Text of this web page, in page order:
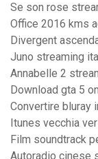
Se son rose
Office 2016 kms
Divergent
Juno streaming
Annabelle 2
Download gta 5
Convertire bluray
Itunes vecchia
Film soundtrack
Autoradio cinese